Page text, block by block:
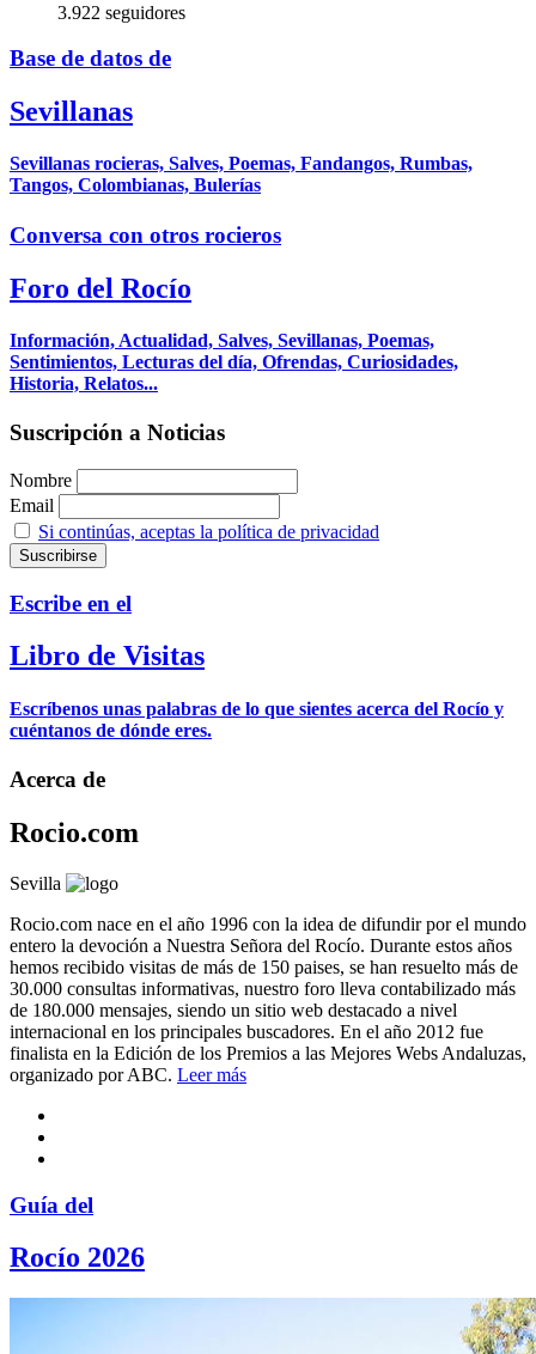
3.922 seguidores
Base de datos de
Sevillanas
Sevillanas rocieras, Salves, Poemas, Fandangos, Rumbas,
Tangos, Colombianas, Bulerías
Conversa con otros rocieros
Foro del Rocío
Información, Actualidad, Salves, Sevillanas, Poemas,
Sentimientos, Lecturas del día, Ofrendas, Curiosidades,
Historia, Relatos...
Suscripción a Noticias
Nombre
Email
Si continúas, aceptas la política de privacidad
Escribe en el
Libro de Visitas
Escríbenos unas palabras de lo que sientes acerca del Rocío y
cuéntanos de dónde eres.
Acerca de
Rocio.com
Sevilla
Rocio.com nace en el año 1996 con la idea de difundir por el mundo
entero la devoción a Nuestra Señora del Rocío. Durante estos años
hemos recibido visitas de más de 150 paises, se han resuelto más de
30.000 consultas informativas, nuestro foro lleva contabilizado más
de 180.000 mensajes, siendo un sitio web destacado a nivel
internacional en los principales buscadores. En el año 2012 fue
finalista en la Edición de los Premios a las Mejores Webs Andaluzas,
organizado por ABC. Leer más
Guía del
Rocío 2026